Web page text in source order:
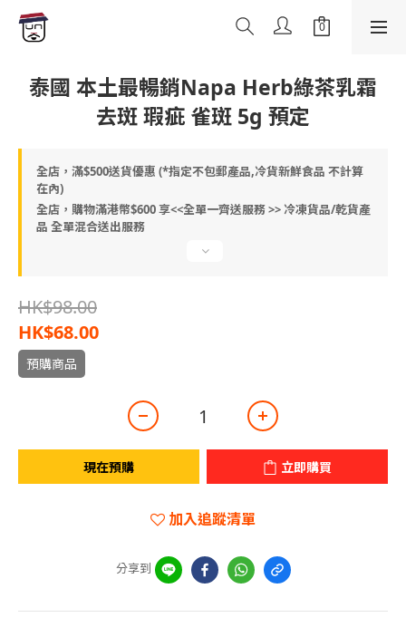
泰國 本土最暢銷Napa Herb綠茶乳霜
去斑 瑕疵 雀斑 5g 預定
全店，滿$500送貨優惠 (*指定不包郵產品,冷貨新鮮食品 不計算
在內)
全店，購物滿港幣$600 享<<全單一齊送服務 >> 冷凍貨品/乾貨產
品 全單混合送出服務
HK$98.00
HK$68.00
預購商品
現在預購 立即購買
加入追蹤清單
分享到